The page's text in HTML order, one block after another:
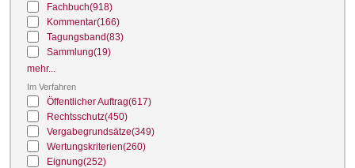
Fachbuch(918)
Kommentar(166)
Tagungsband(83)
Sammlung(19)
mehr...
Im Verfahren
Öffentlicher Auftrag(617)
Rechtsschutz(450)
Vergabegrundsätze(349)
Wertungskriterien(260)
Eignung(252)